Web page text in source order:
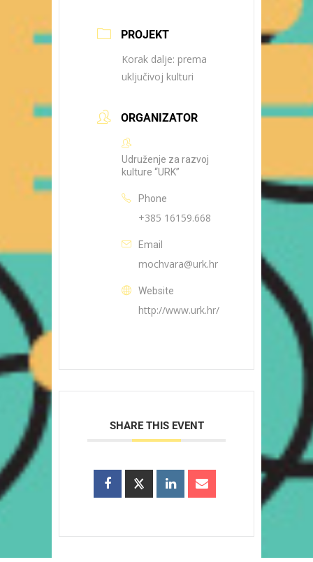
PROJEKT
Korak dalje: prema
uključivoj kulturi
ORGANIZATOR
Udruženje za razvoj
kulture “URK”
Phone
+385 16159.668
Email
mochvara@urk.hr
Website
http://www.urk.hr/
SHARE THIS EVENT